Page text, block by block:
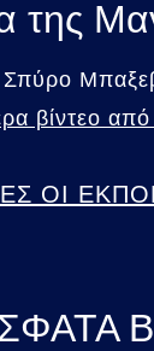
της
βίντεο
ΟΙ